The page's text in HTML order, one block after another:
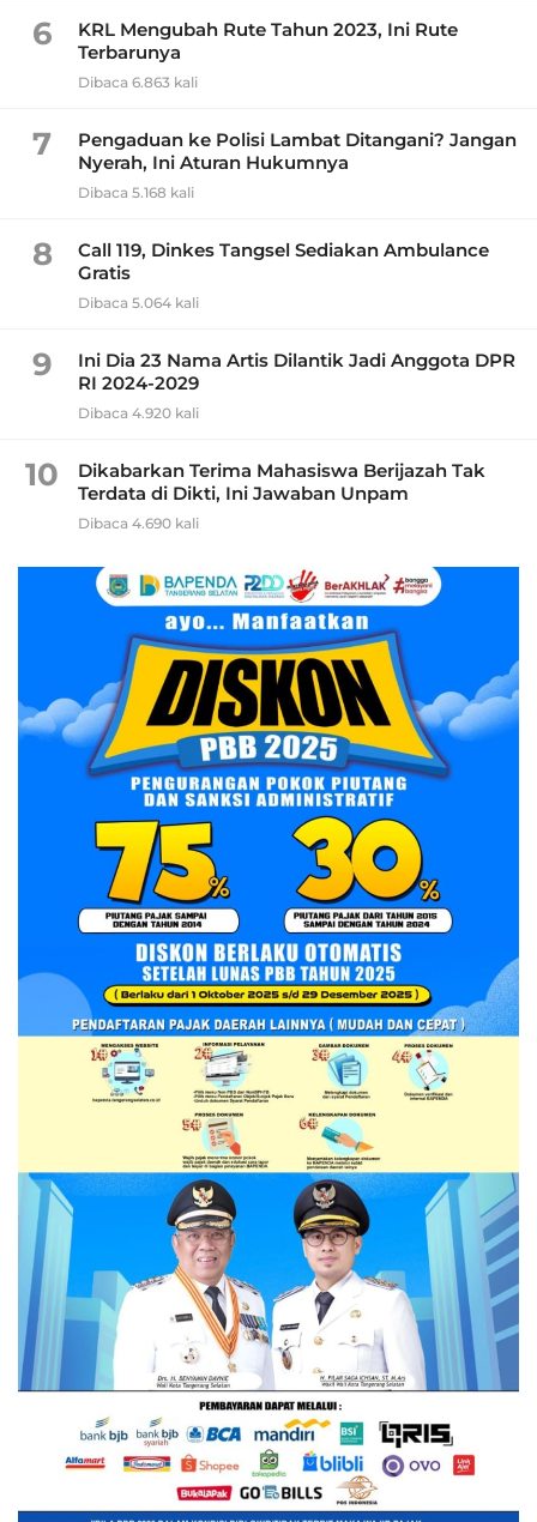
6
KRL Mengubah Rute Tahun 2023, Ini Rute
Terbarunya
Dibaca 6.863 kali
7
Pengaduan ke Polisi Lambat Ditangani? Jangan
Nyerah, Ini Aturan Hukumnya
Dibaca 5.168 kali
8
Call 119, Dinkes Tangsel Sediakan Ambulance
Gratis
Dibaca 5.064 kali
9
Ini Dia 23 Nama Artis Dilantik Jadi Anggota DPR
RI 2024-2029
Dibaca 4.920 kali
10
Dikabarkan Terima Mahasiswa Berijazah Tak
Terdata di Dikti, Ini Jawaban Unpam
Dibaca 4.690 kali